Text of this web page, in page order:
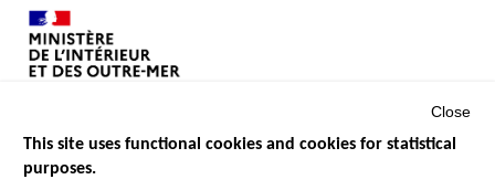
Close
This site uses functional cookies and cookies for statistical
purposes.